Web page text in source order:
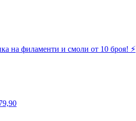
на филаменти и смоли от 10 броя! ⚡️